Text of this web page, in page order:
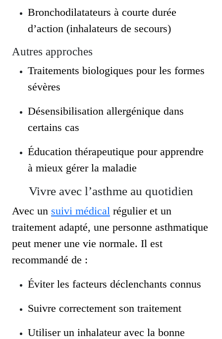
Bronchodilatateurs à courte durée
d’action (inhalateurs de secours)
Autres approches
Traitements biologiques pour les formes
sévères
Désensibilisation allergénique dans
certains cas
Éducation thérapeutique pour apprendre
à mieux gérer la maladie
Vivre avec l’asthme au quotidien
Avec un suivi médical régulier et un
traitement adapté, une personne asthmatique
peut mener une vie normale. Il est
recommandé de :
Éviter les facteurs déclenchants connus
Suivre correctement son traitement
Utiliser un inhalateur avec la bonne